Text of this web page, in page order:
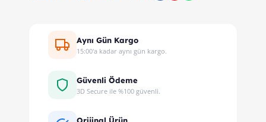
Aynı Gün Kargo
15:00'a kadar aynı gün kargo.
Güvenli Ödeme
3D Secure ile %100 güvenli.
Orijinal Ürün